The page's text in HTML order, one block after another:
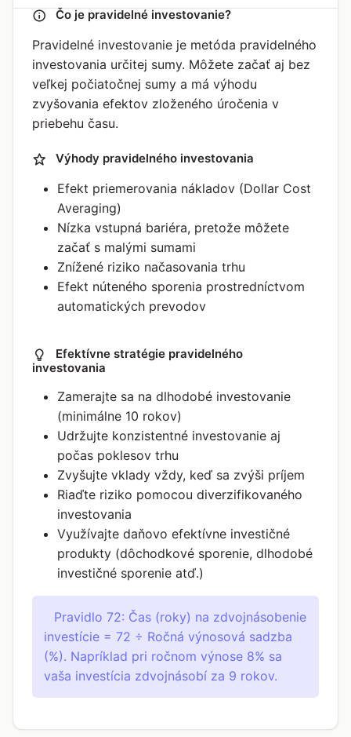
Čo je pravidelné investovanie?
Pravidelné investovanie je metóda pravidelného
investovania určitej sumy. Môžete začať aj bez
veľkej počiatočnej sumy a má výhodu
zvyšovania efektov zloženého úročenia v
priebehu času.
Výhody pravidelného investovania
Efekt priemerovania nákladov (Dollar Cost
Averaging)
Nízka vstupná bariéra, pretože môžete
začať s malými sumami
Znížené riziko načasovania trhu
Efekt núteného sporenia prostredníctvom
automatických prevodov
Efektívne stratégie pravidelného
investovania
Zamerajte sa na dlhodobé investovanie
(minimálne 10 rokov)
Udržujte konzistentné investovanie aj
počas poklesov trhu
Zvyšujte vklady vždy, keď sa zvýši príjem
Riaďte riziko pomocou diverzifikovaného
investovania
Využívajte daňovo efektívne investičné
produkty (dôchodkové sporenie, dlhodobé
investičné sporenie atď.)
Pravidlo 72: Čas (roky) na zdvojnásobenie
investície = 72 ÷ Ročná výnosová sadzba
(%). Napríklad pri ročnom výnose 8% sa
vaša investícia zdvojnásobí za 9 rokov.